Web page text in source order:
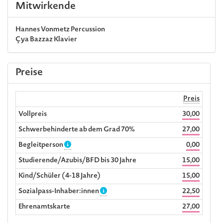
Mitwirkende
Hannes VonmetzPercussion
Çya BazzazKlavier
Preise
Preis
Vollpreis
30,00
Schwerbehinderte ab dem Grad 70%
27,00
Begleitperson
0,00
Studierende/Azubis/BFD bis 30 Jahre
15,00
Kind/Schüler (4-18 Jahre)
15,00
Sozialpass-Inhaber:innen
22,50
Ehrenamtskarte
27,00